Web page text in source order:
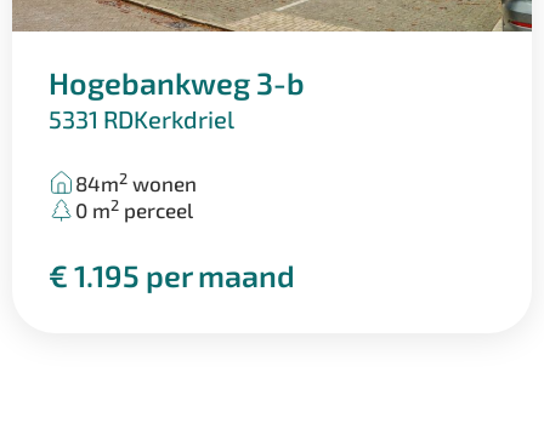
• Uitstekende bereikbaarheid via A2 en A59
zoek zijn naar een compacte bedrijfsruimte met volop
mogelijkheden voor uitbreiding en eigen inrichting.
Hogebankweg 3-b
5331 RDKerkdriel
84m2 wonen
0 m2 perceel
€ 1.195 per maand